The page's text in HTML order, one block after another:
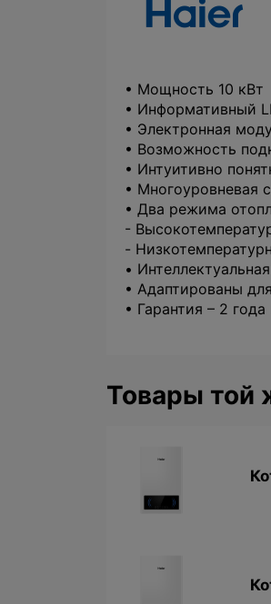
• Мощность 10 кВт
• Информативный
• Электронная
• Возможность
• Интуитивно
• Многоуровневая
• Два режима
-
-
•
• Адаптированы
• Гарантия – 2
Товары той